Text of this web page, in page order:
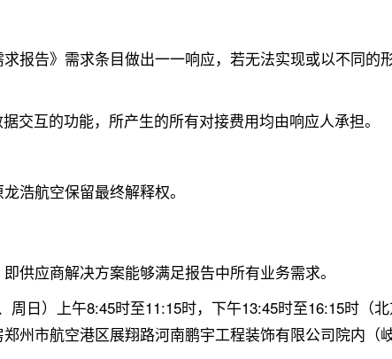
报告》需求条目做出一一响应，若无法实现或以不同的
交互的功能，所产生的所有对接费用均由响应人承担。
浩航空保留最终解释权。
供应商解决方案能够满足报告中所有业务需求。
周日）上午8:45时至11:15时，下午13:45时至16:15时（
州市航空港区展翔路河南鹏宇工程装饰有限公司院内（